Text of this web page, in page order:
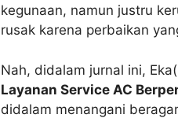
kegunaan, namun justru
rusak karena perbaikan
Nah, didalam jurnal ini,
Layanan Service AC
didalam menangani